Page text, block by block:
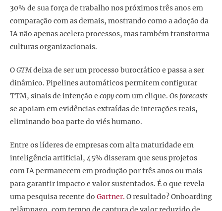
30% de sua força de trabalho nos próximos três anos em
comparação com as demais, mostrando como a adoção da
IA não apenas acelera processos, mas também transforma
culturas organizacionais.
OGTMdeixa de ser um processo burocrático e passa a ser
dinâmico. Pipelines automáticos permitem configurar
TTM, sinais de intenção e copycom um clique. Os forecasts
se apoiam em evidências extraídas de interações reais,
eliminando boa parte do viés humano.
Entre os líderes de empresas com alta maturidade em
inteligência artificial, 45% disseram que seus projetos
com IA permanecem em produção por três anos ou mais
para garantir impacto e valor sustentados. É o que revela
uma pesquisa recente do Gartner. O resultado? Onboarding